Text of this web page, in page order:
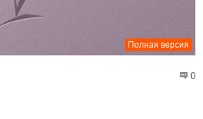
Полная версия
0